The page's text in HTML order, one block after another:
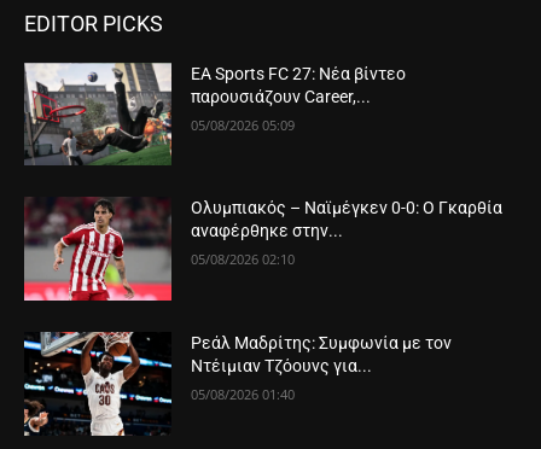
EDITOR PICKS
EA Sports FC 27: Νέα βίντεο
παρουσιάζουν Career,...
05/08/2026 05:09
Ολυμπιακός – Ναϊμέγκεν 0-0: Ο Γκαρθία
αναφέρθηκε στην...
05/08/2026 02:10
Ρεάλ Μαδρίτης: Συμφωνία με τον
Ντέιμιαν Τζόουνς για...
05/08/2026 01:40